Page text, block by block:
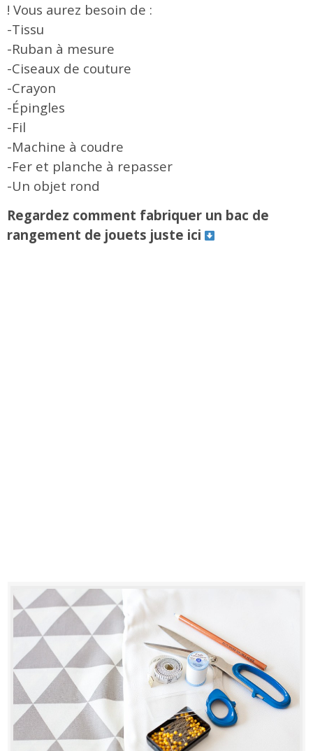
! Vous aurez besoin de :
-Tissu
-Ruban à mesure
-Ciseaux de couture
-Crayon
-Épingles
-Fil
-Machine à coudre
-Fer et planche à repasser
-Un objet rond
Regardez comment fabriquer un bac de
rangement de jouets juste ici